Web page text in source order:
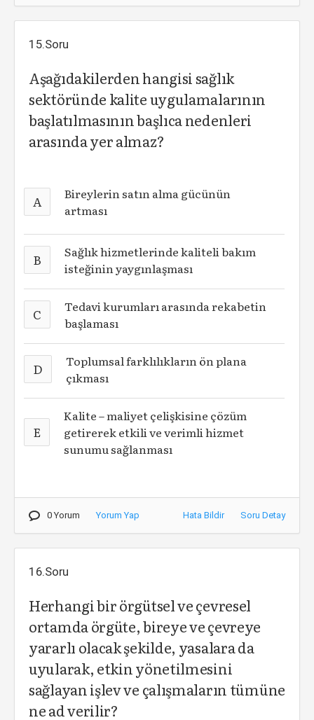
15.Soru
Aşağıdakilerden hangisi sağlık
sektöründe kalite uygulamalarının
başlatılmasının başlıca nedenleri
arasında yer almaz?
A
Bireylerin satın alma gücünün
artması
B
Sağlık hizmetlerinde kaliteli bakım
isteğinin yaygınlaşması
C
Tedavi kurumları arasında rekabetin
başlaması
D
Toplumsal farklılıkların ön plana
çıkması
E
Kalite – maliyet çelişkisine çözüm
getirerek etkili ve verimli hizmet
sunumu sağlanması
0 Yorum Yorum Yap Hata Bildir Soru Detay
16.Soru
Herhangi bir örgütsel ve çevresel
ortamda örgüte, bireye ve çevreye
yararlı olacak şekilde, yasalara da
uyularak, etkin yönetilmesini
sağlayan işlev ve çalışmaların tümüne
ne ad verilir?